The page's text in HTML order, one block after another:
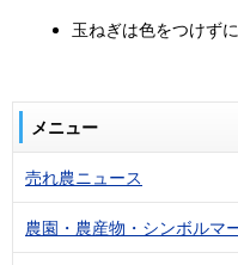
玉ねぎは色をつけず
メニュー
売れ農ニュース
農園・農産物・シンボルマ